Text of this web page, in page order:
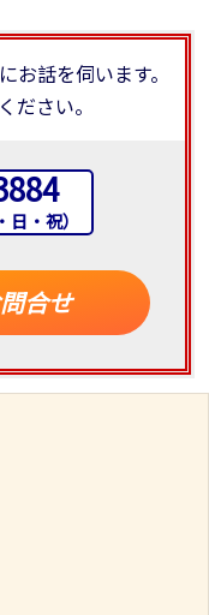
お話を伺います。
ださい。
・祝）
合せ